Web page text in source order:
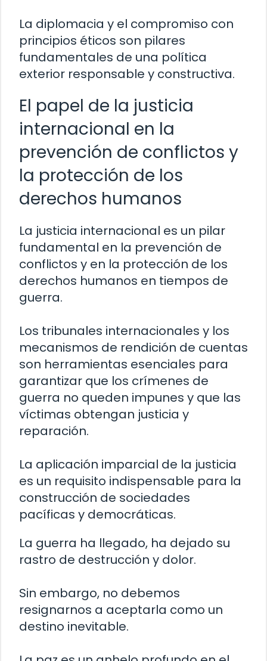
La diplomacia y el compromiso con
principios éticos son pilares
fundamentales de una política
exterior responsable y constructiva.
El papel de la justicia
internacional en la
prevención de conflictos y
la protección de los
derechos humanos
La justicia internacional es un pilar
fundamental en la prevención de
conflictos y en la protección de los
derechos humanos en tiempos de
guerra.
Los tribunales internacionales y los
mecanismos de rendición de cuentas
son herramientas esenciales para
garantizar que los crímenes de
guerra no queden impunes y que las
víctimas obtengan justicia y
reparación.
La aplicación imparcial de la justicia
es un requisito indispensable para la
construcción de sociedades
pacíficas y democráticas.
La guerra ha llegado, ha dejado su
rastro de destrucción y dolor.
Sin embargo, no debemos
resignarnos a aceptarla como un
destino inevitable.